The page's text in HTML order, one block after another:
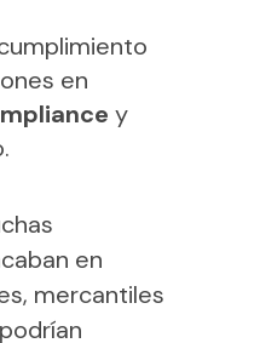
en
y
en
mercantiles